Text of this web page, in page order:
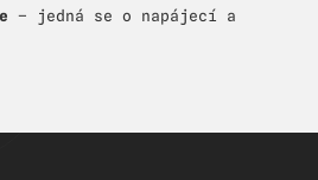
– jedná se o napájecí a